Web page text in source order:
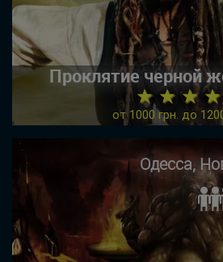
Проклятие черной
★ ★ ★ ★
от 1000 грн. до
Одесса,